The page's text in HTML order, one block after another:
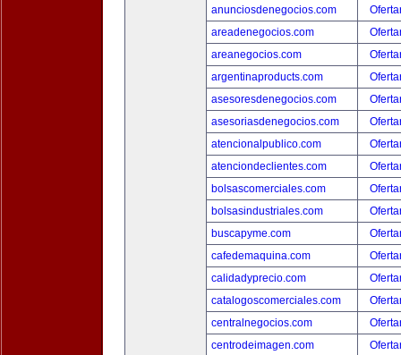
anunciosdenegocios.com
areadenegocios.com
areanegocios.com
argentinaproducts.com
asesoresdenegocios.com
asesoriasdenegocios.com
atencionalpublico.com
atenciondeclientes.com
bolsascomerciales.com
bolsasindustriales.com
buscapyme.com
cafedemaquina.com
calidadyprecio.com
catalogoscomerciales.com
centralnegocios.com
centrodeimagen.com